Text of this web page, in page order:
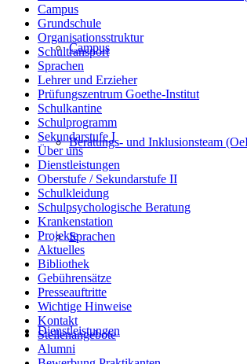
Campus
Beratungs- und Inklusionsteam
Sprachen
Dienstleistungen
Campus
Grundschule
Organisationsstruktur
Schultransport
Sprachen
Lehrer und Erzieher
Prüfungszentrum Goethe-Institut
Schulkantine
Schulprogramm
Sekundarstufe I
Über uns
Dienstleistungen
Oberstufe / Sekundarstufe II
Schulkleidung
Schulpsychologische Beratung
Krankenstation
Projekte
Aktuelles
Bibliothek
Gebührensätze
Presseauftritte
Wichtige Hinweise
Kontakt
Stellenangebote
Alumni